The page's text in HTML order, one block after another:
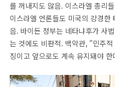
를 꺼내지도 않음. 이스라엘 총리
이스라엘 언론들도 미국의 강경한
음. 바이든 정부는 네타냐후가 사
는 것에도 비판적. 백악관, "민주
징이고 앞으로도 계속 유지돼야 한